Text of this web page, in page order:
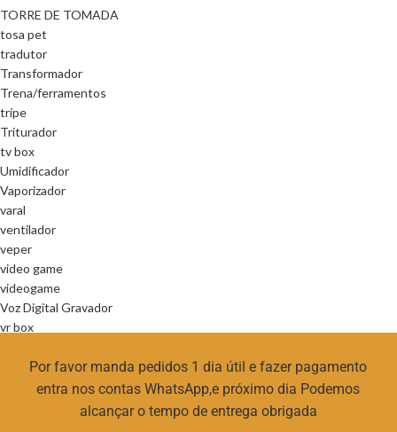
TORRE DE TOMADA
tosa pet
tradutor
Transformador
Trena/ferramentos
tripe
Triturador
tv box
Umidificador
Vaporizador
varal
ventilador
veper
video game
videogame
Voz Digital Gravador
vr box
Por favor manda pedidos 1 dia útil e fazer pagamento
entra nos contas WhatsApp,e próximo dia Podemos
alcançar o tempo de entrega obrigada